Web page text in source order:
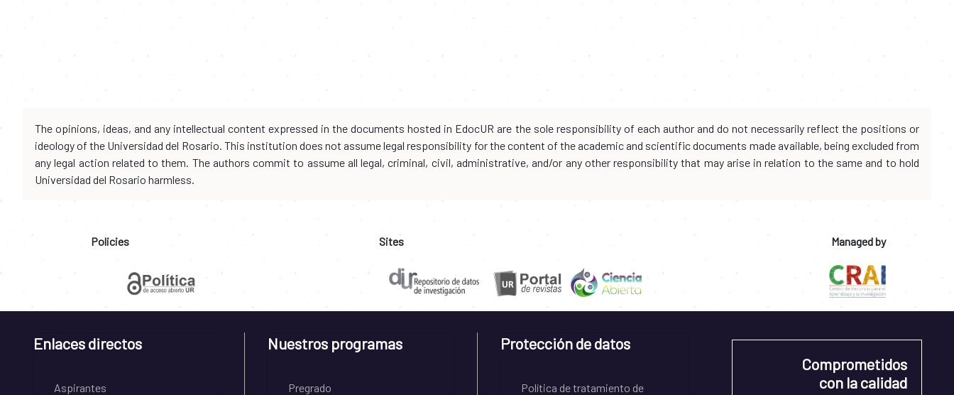
The opinions, ideas, and any intellectual content expressed in the documents hosted in EdocUR are the sole responsibility of each author and do not necessarily reflect the positions or
ideology of the Universidad del Rosario. This institution does not assume legal responsibility for the content of the academic and scientific documents made available, being excluded from
any legal action related to them. The authors commit to assume all legal, criminal, civil, administrative, and/or any other responsibility that may arise in relation to the same and to hold
Universidad del Rosario harmless.
Policies Sites Managed by
Enlaces directos
Aspirantes
Nuestros programas
Pregrado
Protección de datos
Política de tratamiento de
Comprometidos
con la calidad